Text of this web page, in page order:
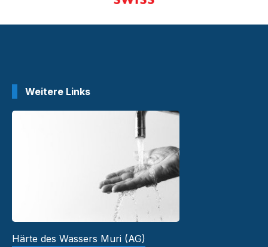
Weitere Links
Härte des Wassers Muri (AG)